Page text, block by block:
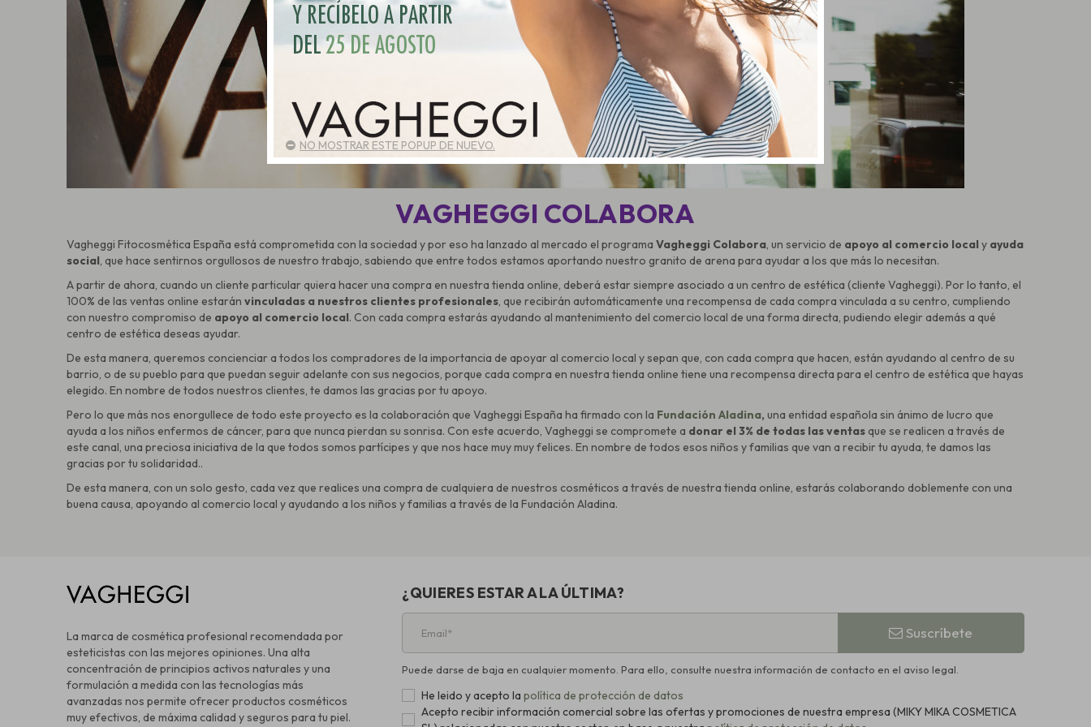
VAGHEGGI COLABORA
Vagheggi Fitocosmética España está comprometida con la sociedad y por eso ha lanzado al mercado el programa Vagheggi Colabora , un servicio de apoyo al comercio local y ayuda
social , que hace sentirnos orgullosos de nuestro trabajo, sabiendo que entre todos estamos aportando nuestro granito de arena para ayudar a los que más lo necesitan.
A partir de ahora, cuando un cliente particular quiera hacer una compra en nuestra tienda online, deberá estar siempre asociado a un centro de estética (cliente Vagheggi). Por lo tanto, el
100% de las ventas online estarán vinculadas a nuestros clientes profesionales , que recibirán automáticamente una recompensa de cada compra vinculada a su centro, cumpliendo
con nuestro compromiso de apoyo al comercio local. Con cada compra estarás ayudando al mantenimiento del comercio local de una forma directa, pudiendo elegir además a qué
centro de estética deseas ayudar.
De esta manera, queremos concienciar a todos los compradores de la importancia de apoyar al comercio local y sepan que, con cada compra que hacen, están ayudando al centro de su
barrio, o de su pueblo para que puedan seguir adelante con sus negocios, porque cada compra en nuestra tienda online tiene una recompensa directa para el centro de estética que hayas
elegido. En nombre de todos nuestros clientes, te damos las gracias por tu apoyo.
Pero lo que más nos enorgullece de todo este proyecto es la colaboración que Vagheggi España ha firmado con la Fundación Aladina, una entidad española sin ánimo de lucro que
ayuda a los niños enfermos de cáncer, para que nunca pierdan su sonrisa. Con este acuerdo, Vagheggi se compromete a donar el 3% de todas las ventas que se realicen a través de
este canal, una preciosa iniciativa de la que todos somos partícipes y que nos hace muy muy felices. En nombre de todos esos niños y familias que van a recibir tu ayuda, te damos las
gracias por tu solidaridad..
De esta manera, con un solo gesto, cada vez que realices una compra de cualquiera de nuestros cosméticos a través de nuestra tienda online, estarás colaborando doblemente con una
buena causa, apoyando al comercio local y ayudando a los niños y familias a través de la Fundación Aladina.
La marca de cosmética profesional recomendada por
esteticistas con las mejores opiniones. Una alta
concentración de principios activos naturales y una
formulación a medida con las tecnologías más
avanzadas nos permite ofrecer productos cosméticos
muy efectivos, de máxima calidad y seguros para tu piel.
¿QUIERES ESTAR A LA ÚLTIMA?
Suscríbete
Puede darse de baja en cualquier momento. Para ello, consulte nuestra información de contacto en el aviso legal.
He leido y acepto la política de protección de datos
Acepto recibir información comercial sobre las ofertas y promociones de nuestra empresa (MIKY MIKA COSMETICA
NO MOSTRAR ESTE POPUP DE NUEVO.